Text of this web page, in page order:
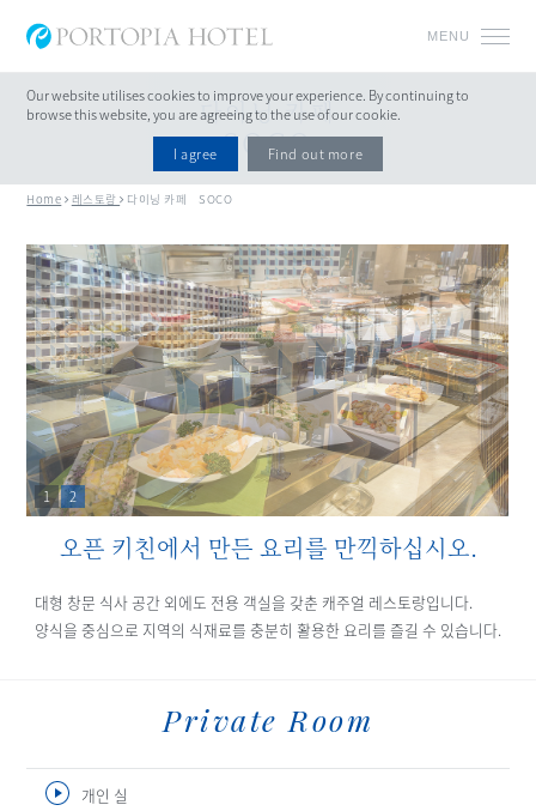
MENU
다이닝 카페
SOCO
Home 레스토랑 다이닝 카페 SOCO
1 2
오픈 키친에서 만든 요리를 만끽하십시오.
대형 창문 식사 공간 외에도 전용 객실을 갖춘 캐주얼 레스토랑입니다.
양식을 중심으로 지역의 식재료를 충분히 활용한 요리를 즐길 수 있습니다.
Private Room
개인 실
Our website utilises cookies to improve your experience. By continuing to
browse this website, you are agreeing to the use of our cookie.
I agree Find out more